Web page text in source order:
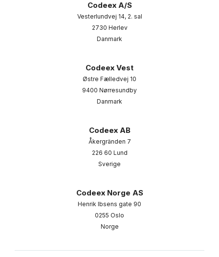
Codeex A/S
Vesterlundvej 14, 2. sal
2730 Herlev
Danmark
Codeex Vest
Østre Fælledvej 10
9400 Nørresundby
Danmark
Codeex AB
Åkergränden 7
226 60 Lund
Sverige
Codeex Norge AS
Henrik Ibsens gate 90
0255 Oslo
Norge